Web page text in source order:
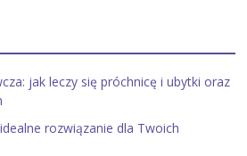
jak leczy się próchnicę i ubytki oraz
rozwiązanie dla Twoich